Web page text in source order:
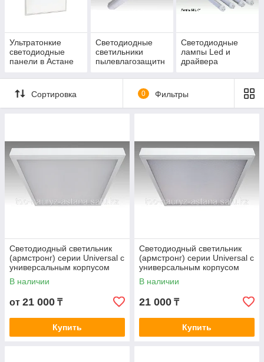
Ультратонкие
светодиодные
панели в Астане
Светодиодные
светильники
пылевлагозащитн
для складов,
цехов, бассейнов,
Светодиодные
лампы Led и
драйвера
Сортировка 0 Фильтры
Светодиодный светильник
(армстронг) серии Universal c
универсальным корпусом
CSVT Universal- 30/opal
В наличии
от 21 000 ₸
Купить
Светодиодный светильник
(армстронг) серии Universal c
универсальным корпусом
CSVT Universal-30/prisma
В наличии
21 000 ₸
Купить